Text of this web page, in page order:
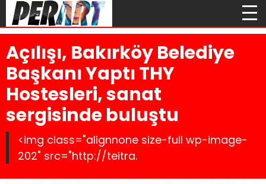
Açılışı, Bakırköy Belediye
Başkanı Yaptı THY
Hostesleri, sanat
sergisinde buluştu
<img class="alignnone size-full wp-image-
202" src="http://teitra.